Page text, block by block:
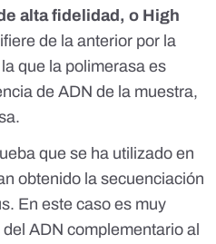
alta fidelidad, o High
de la anterior por la
que la polimerasa es
de ADN de la muestra,
que se ha utilizado en
obtenido la secuenciación
En este caso es muy
ADN complementario al